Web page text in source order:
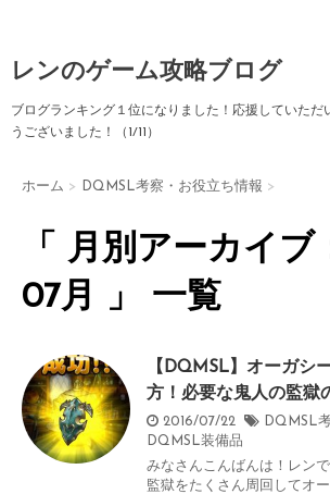
レンのゲーム攻略ブログ
ブログランキング１位になりました！応援していただ
うございました！（1/11）
ホーム > DQMSL考察・お役立ち情報 >
「 月別アーカイブ
07月 」 一覧
【DQMSL】オーガシ
方！必要な鬼人の監獄
2016/07/22 DQMSL
DQMSL装備品
みなさんこんばんは！レン
監獄をたくさん周回してオ